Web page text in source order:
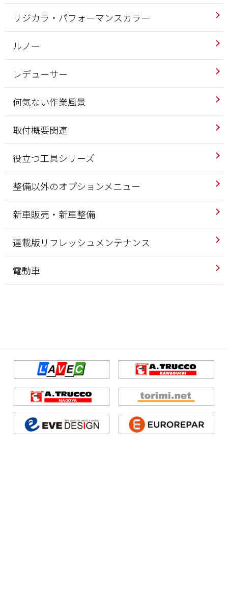
リジカラ・パフォーマンスカラー
ルノー
レデューサー
何気ない作業風景
取付概要関連
役立つ工具シリーズ
整備以外のオプションメニュー
新車販売・新車整備
連載版リフレッシュメンテナンス
電動車